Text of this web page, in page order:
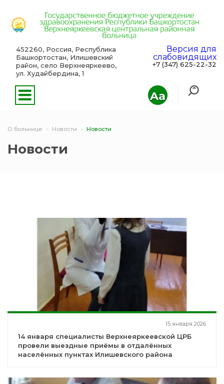
Aa
452260, Россия, Республика
Башкортостан, Илишевский
район, село Верхнеяркеево,
ул. Худайбердина, 1
Версия для
слабовидящих
+7 (347) 625-22-32
О больнице Новости Новости
Новости
15 января 2026
14 января специалисты Верхнеяркеевской ЦРБ
провели выездные приёмы в отдалённых
населённых пунктах Илишевского района